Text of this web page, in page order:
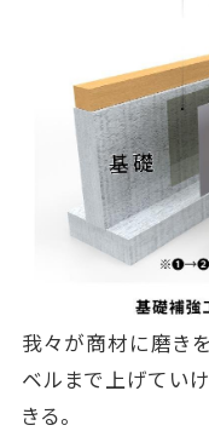
我々が商材に磨き
ベルまで上げていけ
きる。